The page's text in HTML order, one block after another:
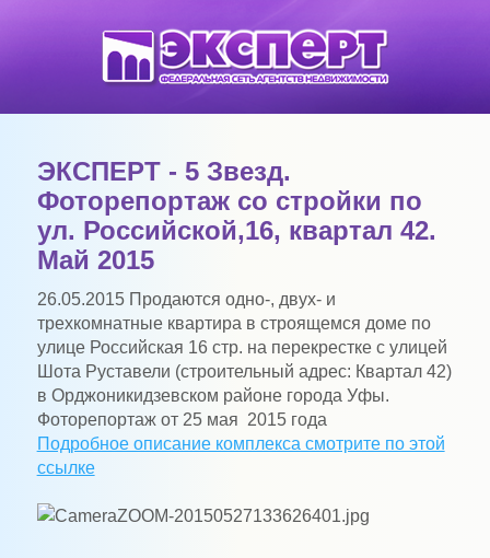
ЭКСПЕРТ - 5 Звезд.
Фоторепортаж со стройки по
ул. Российской,16, квартал 42.
Май 2015
26.05.2015Продаются одно-, двух- и
трехкомнатные квартира в строящемся доме по
улице Российская 16 стр. на перекрестке с улицей
Шота Руставели (строительный адрес: Квартал 42)
в Орджоникидзевском районе города Уфы.
Фоторепортаж от 25 мая 2015 года
Подробное описание комплекса смотрите по этой
ссылке